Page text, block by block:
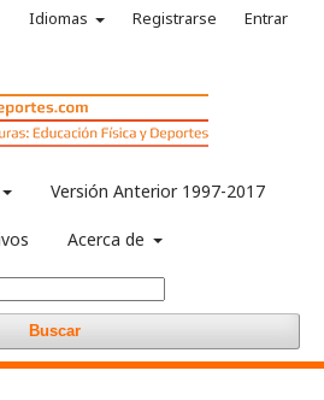
Versión Anterior 1997-2017
Acerca de
Buscar
Idiomas Registrarse Entrar